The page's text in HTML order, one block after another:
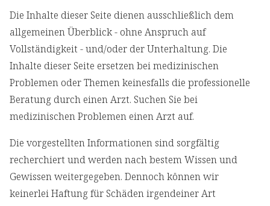
Die Inhalte dieser Seite dienen ausschließlich dem
allgemeinen Überblick - ohne Anspruch auf
Vollständigkeit - und/oder der Unterhaltung. Die
Inhalte dieser Seite ersetzen bei medizinischen
Problemen oder Themen keinesfalls die professionelle
Beratung durch einen Arzt. Suchen Sie bei
medizinischen Problemen einen Arzt auf.
Die vorgestellten Informationen sind sorgfältig
recherchiert und werden nach bestem Wissen und
Gewissen weitergegeben. Dennoch können wir
keinerlei Haftung für Schäden irgendeiner Art